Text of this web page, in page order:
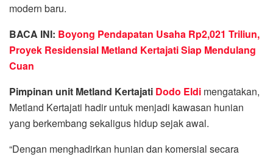
modern baru.
BACA INI: Boyong Pendapatan Usaha Rp2,021 Triliun,
Proyek Residensial Metland Kertajati Siap Mendulang
Cuan
Pimpinan unit Metland Kertajati Dodo Eldi mengatakan,
Metland Kertajati hadir untuk menjadi kawasan hunian
yang berkembang sekaligus hidup sejak awal.
“Dengan menghadirkan hunian dan komersial secara